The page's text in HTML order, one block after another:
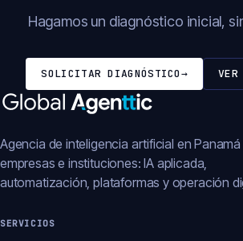
Hagamos un diagnóstico inicial,
SOLICITAR DIAGNÓSTICO→ VER
Agencia de inteligencia artificial en Panamá
empresas e instituciones: IA aplicada,
automatización, plataformas y operación
SERVICIOS